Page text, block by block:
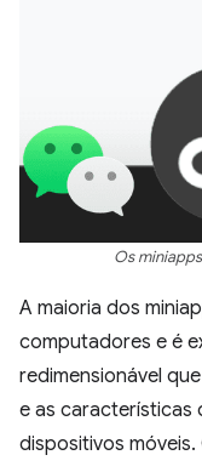
Os
A maioria dos
computadores e é
redimensionável
e as características
dispositivos